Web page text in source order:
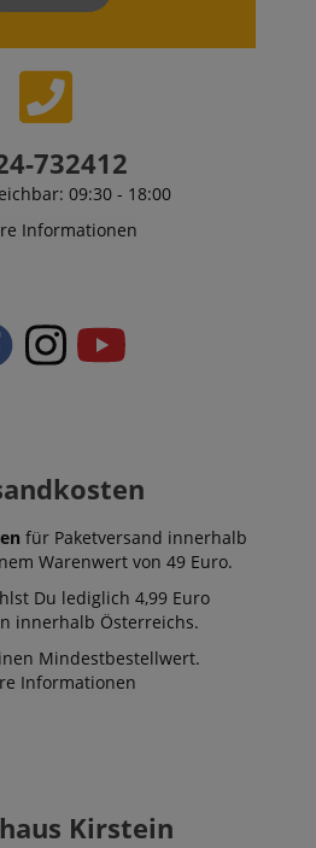
732412
09:30 - 18:00
Informationen
für Paketversand innerhalb
Warenwert von 49 Euro.
Du lediglich 4,99 Euro
innerhalb Österreichs.
Mindestbestellwert.
Informationen
Kirstein